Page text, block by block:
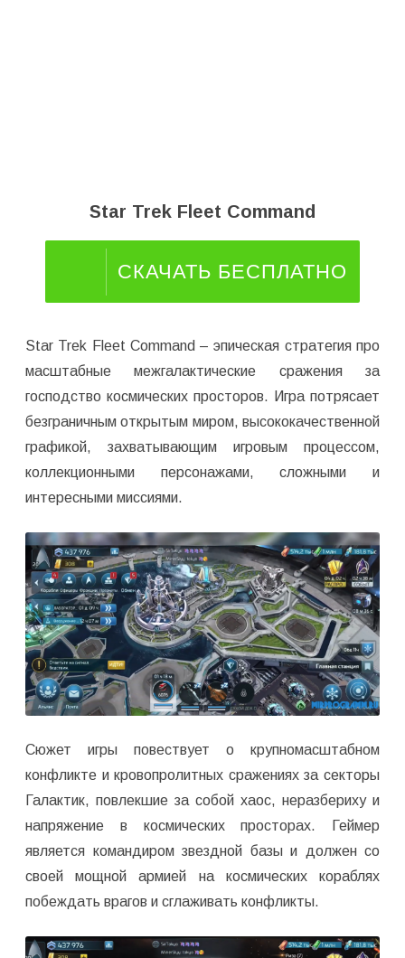
Star Trek Fleet Command
СКАЧАТЬ БЕСПЛАТНО
Star Trek Fleet Command – эпическая стратегия про
масштабные межгалактические сражения за
господство космических просторов. Игра потрясает
безграничным открытым миром, высококачественной
графикой, захватывающим игровым процессом,
коллекционными персонажами, сложными и
интересными миссиями.
Сюжет игры повествует о крупномасштабном
конфликте и кровопролитных сражениях за секторы
Галактик, повлекшие за собой хаос, неразбериху и
напряжение в космических просторах. Геймер
является командиром звездной базы и должен со
своей мощной армией на космических кораблях
побеждать врагов и сглаживать конфликты.